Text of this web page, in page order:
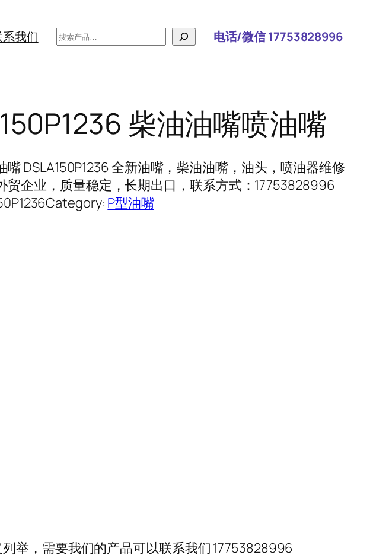
我们
搜
电话/微信 17753828996
柴油油嘴喷油嘴
嘴 DSLA150P1236 全新油嘴，柴油油嘴，油头，喷油器维修
贸企业，质量稳定，长期出口，联系方式：17753828996
Category: P型油嘴
举，需要我们的产品可以联系我们 17753828996